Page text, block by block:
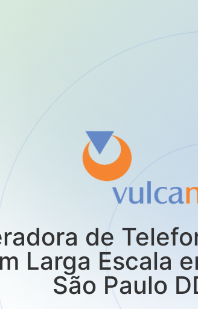
de
Larga Escala
São Paulo